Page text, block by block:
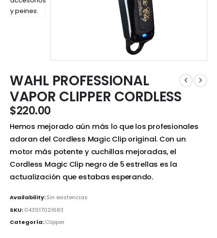
WAHL PROFESSIONAL
VAPOR CLIPPER CORDLESS
$220.00
Hemos mejorado aún más lo que los profesionales
adoran del Cordless Magic Clip original. Con un
motor más potente y cuchillas mejoradas, el
Cordless Magic Clip negro de 5 estrellas es la
actualización que estabas esperando.
Availability:Sin existencias
SKU:043917021683
Categoría:Clipper